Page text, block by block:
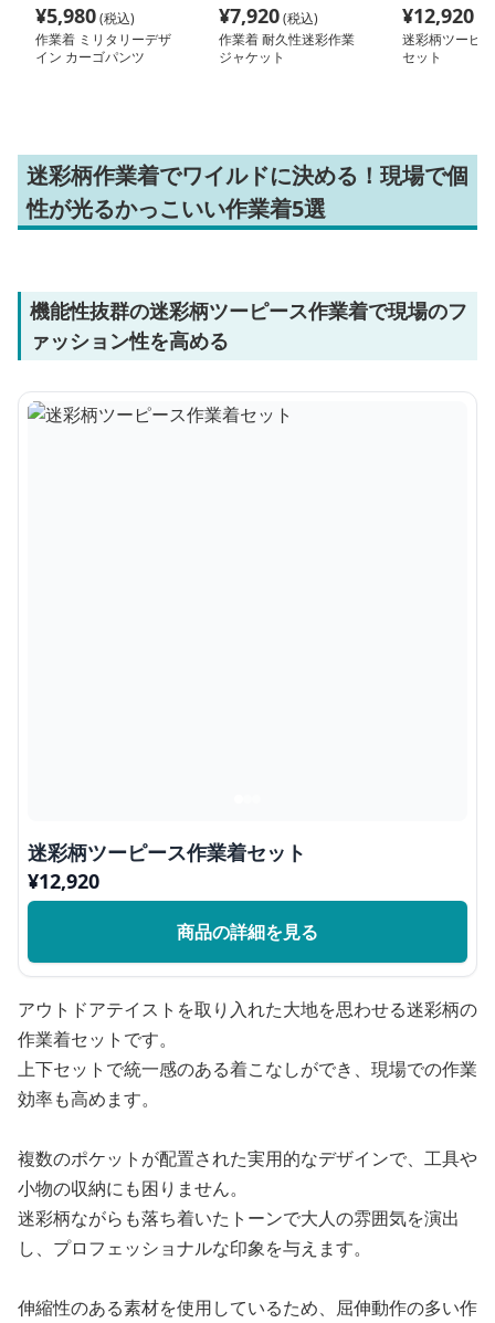
¥5,980(税込)
作業着 ミリタリーデザ
イン カーゴパンツ
¥7,920(税込)
作業着 耐久性迷彩作業
ジャケット
¥12,920
迷彩柄ツーピ
セット
迷彩柄作業着でワイルドに決める！現場で個
性が光るかっこいい作業着5選
機能性抜群の迷彩柄ツーピース作業着で現場のフ
ァッション性を高める
迷彩柄ツーピース作業着セット
¥12,920
商品の詳細を見る
アウトドアテイストを取り入れた大地を思わせる迷彩柄の
作業着セットです。
上下セットで統一感のある着こなしができ、現場での作業
効率も高めます。
複数のポケットが配置された実用的なデザインで、工具や
小物の収納にも困りません。
迷彩柄ながらも落ち着いたトーンで大人の雰囲気を演出
し、プロフェッショナルな印象を与えます。
伸縮性のある素材を使用しているため、屈伸動作の多い作